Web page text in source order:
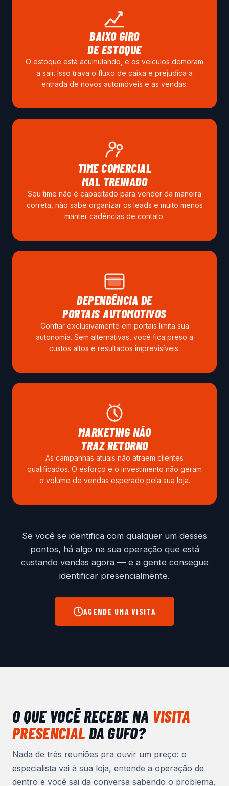
BAIXO GIRO
DE ESTOQUE
O estoque está acumulando, e os veículos demoram
a sair. Isso trava o fluxo de caixa e prejudica a
entrada de novos automóveis e as vendas.
TIME COMERCIAL
MAL TREINADO
Seu time não é capacitado para vender da maneira
correta, não sabe organizar os leads e muito menos
manter cadências de contato.
DEPENDÊNCIA DE
PORTAIS AUTOMOTIVOS
Confiar exclusivamente em portais limita sua
autonomia. Sem alternativas, você fica preso a
custos altos e resultados imprevisíveis.
MARKETING NÃO
TRAZ RETORNO
As campanhas atuais não atraem clientes
qualificados. O esforço e o investimento não geram
o volume de vendas esperado pela sua loja.
Se você se identifica com qualquer um desses
pontos, há algo na sua operação que está
custando vendas agora — e a gente consegue
identificar presencialmente.
AGENDE UMA VISITA
O QUE VOCÊ RECEBE NA VISITA
PRESENCIAL DA GUFO?
Nada de três reuniões pra ouvir um preço: o
especialista vai à sua loja, entende a operação de
dentro e você sai da conversa sabendo o problema,